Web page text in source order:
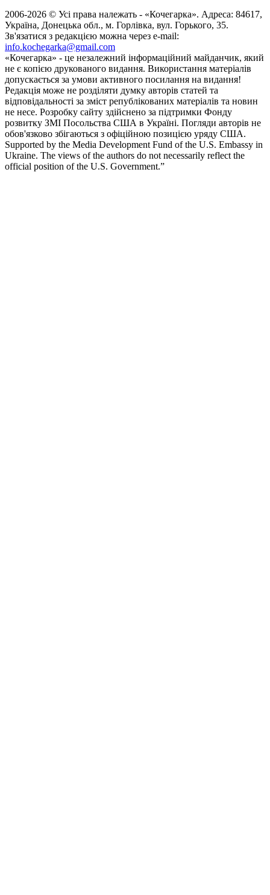
2006-2026 © Усі права належать - «Кочегарка». Адреса: 84617,
Україна, Донецька обл., м. Горлівка, вул. Горького, 35.
Зв'язатися з редакцією можна через e-mail:
info.kochegarka@gmail.com
«Кочегарка» - це незалежний інформаційний майданчик, який
не є копією друкованого видання. Використання матеріалів
допускається за умови активного посилання на видання!
Редакція може не розділяти думку авторів статей та
відповідальності за зміст републікованих матеріалів та новин
не несе. Розробку сайту здійснено за підтримки Фонду
розвитку ЗМІ Посольства США в Україні. Погляди авторів не
обов'язково збігаються з офіційною позицією уряду США.
Supported by the Media Development Fund of the U.S. Embassy in
Ukraine. The views of the authors do not necessarily reflect the
official position of the U.S. Government.”